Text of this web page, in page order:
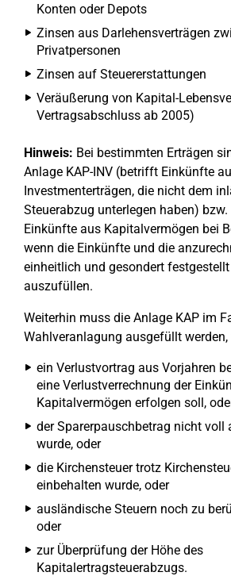
Konten oder Depots
Zinsen aus Darlehensverträgen
Privatpersonen
Zinsen auf Steuererstattungen
Veräußerung von Kapital-
Vertragsabschluss ab 2005)
Hinweis: Bei bestimmten Erträgen
Anlage KAP-INV (betrifft Einkünfte
Investmenterträgen, die nicht dem
Steuerabzug unterlegen haben)
Einkünfte aus Kapitalvermögen bei
wenn die Einkünfte und die
einheitlich und gesondert
auszufüllen.
Weiterhin muss die Anlage KAP im
Wahlveranlagung ausgefüllt werden,
ein Verlustvortrag aus Vorjahren
eine Verlustverrechnung der
Kapitalvermögen erfolgen soll,
der Sparerpauschbetrag nicht voll
wurde, oder
die Kirchensteuer trotz
einbehalten wurde, oder
ausländische Steuern noch zu
oder
zur Überprüfung der Höhe des
Kapitalertragsteuerabzugs.